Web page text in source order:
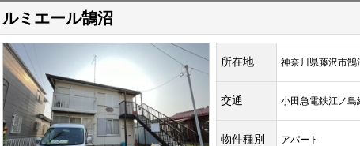
ルミエール鵠沼
所在地 神奈川県藤沢市鵠
交通 小田急電鉄江ノ
物件種別 アパート